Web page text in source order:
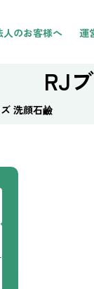
人のお客様へ 運
RJ
洗顔石鹼